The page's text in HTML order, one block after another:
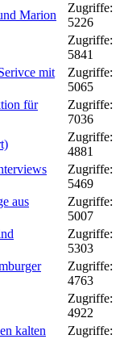
Marion
Zugriffe:
5226
Zugriffe:
5841
mit
Zugriffe:
5065
für
Zugriffe:
7036
Zugriffe:
4881
Zugriffe:
5469
aus
Zugriffe:
5007
Zugriffe:
5303
Zugriffe:
4763
Zugriffe:
4922
kalten
Zugriffe: